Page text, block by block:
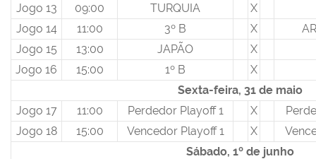
Jogo 13
09:00 TURQUIA
X
Jogo 14
11:00 3º B X
Jogo 15
13:00 JAPÃO
X
Jogo 16
15:00 1º B
X
Sexta-feira, 31 de maio
Jogo 17
11:00 Perdedor Playoff 1 X
Jogo 18
15:00 Vencedor Playoff 1 X
Sábado, 1º de junho